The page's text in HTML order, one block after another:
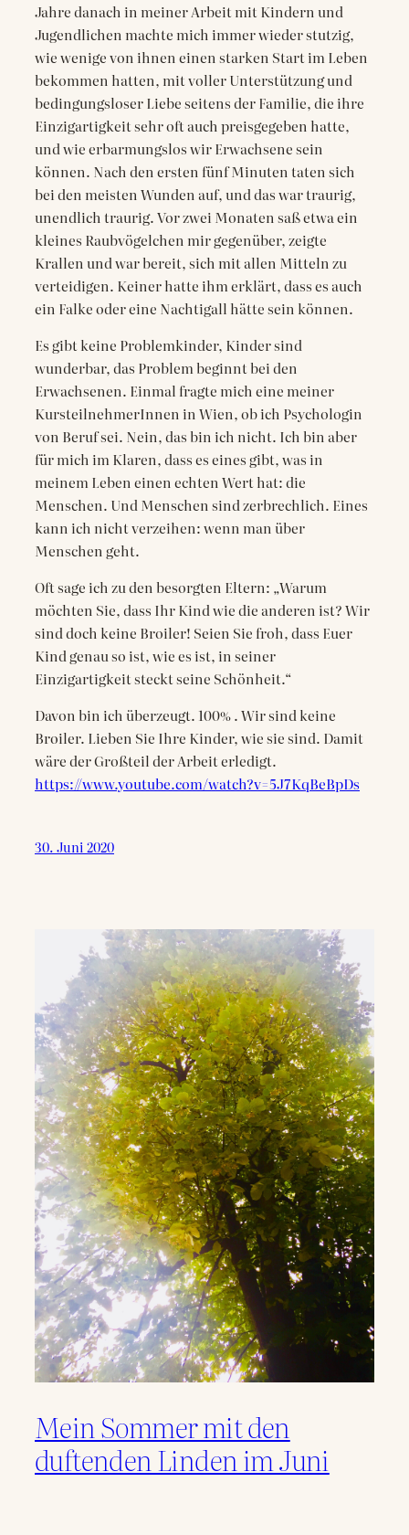
Jahre danach in meiner Arbeit mit Kindern und
Jugendlichen machte mich immer wieder stutzig,
wie wenige von ihnen einen starken Start im Leben
bekommen hatten, mit voller Unterstützung und
bedingungsloser Liebe seitens der Familie, die ihre
Einzigartigkeit sehr oft auch preisgegeben hatte,
und wie erbarmungslos wir Erwachsene sein
können. Nach den ersten fünf Minuten taten sich
bei den meisten Wunden auf, und das war traurig,
unendlich traurig. Vor zwei Monaten saß etwa ein
kleines Raubvögelchen mir gegenüber, zeigte
Krallen und war bereit, sich mit allen Mitteln zu
verteidigen. Keiner hatte ihm erklärt, dass es auch
ein Falke oder eine Nachtigall hätte sein können.
Es gibt keine Problemkinder, Kinder sind
wunderbar, das Problem beginnt bei den
Erwachsenen. Einmal fragte mich eine meiner
KursteilnehmerInnen in Wien, ob ich Psychologin
von Beruf sei. Nein, das bin ich nicht. Ich bin aber
für mich im Klaren, dass es eines gibt, was in
meinem Leben einen echten Wert hat: die
Menschen. Und Menschen sind zerbrechlich. Eines
kann ich nicht verzeihen: wenn man über
Menschen geht.
Oft sage ich zu den besorgten Eltern: „Warum
möchten Sie, dass Ihr Kind wie die anderen ist? Wir
sind doch keine Broiler! Seien Sie froh, dass Euer
Kind genau so ist, wie es ist, in seiner
Einzigartigkeit steckt seine Schönheit.“
Davon bin ich überzeugt. 100% . Wir sind keine
Broiler. Lieben Sie Ihre Kinder, wie sie sind. Damit
wäre der Großteil der Arbeit erledigt.
https://www.youtube.com/watch?v=5J7KqBeBpDs
30. Juni 2020
Mein Sommer mit den
duftenden Linden im Juni